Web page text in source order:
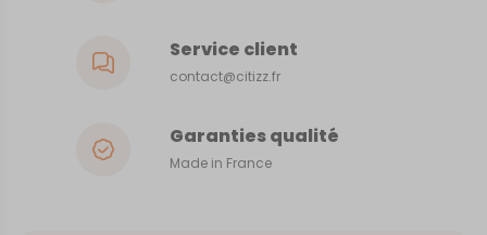
Service client
contact@citizz.fr
Garanties qualité
Made in France